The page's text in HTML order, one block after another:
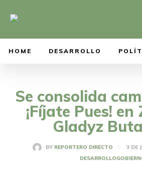
HOME DESARROLLO
Se consolida
¡Fíjate Pues!
Gladyz
BY REPORTERO DIRECTO
3 DE
DESARROLLO